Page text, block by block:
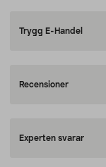
Trygg E-Handel
Recensioner
Experten svarar